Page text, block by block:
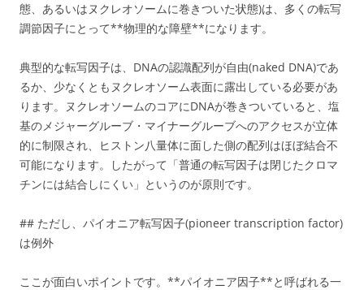
態、あるいはヌクレオソームに巻きついた状態)は、多くの転写
調節因子にとって**物理的な障壁**になります。
典型的な転写因子は、DNAの認識配列が自由(naked DNA)であ
るか、少なくともヌクレオソーム表面に露出している必要があ
ります。ヌクレオソームのコアにDNAが巻きついていると、塩
基のメジャーグルーブ・マイナーグルーブへのアクセスが立体
的に制限され、ヒストン八量体に面した側の配列はほぼ結合不
可能になります。したがって「普通の転写因子は閉じたクロマ
チンには結合しにくい」というのが原則です。
## ただし、パイオニア転写因子(pioneer transcription factor)
は例外
ここが面白いポイントです。**パイオニア因子**と呼ばれる一